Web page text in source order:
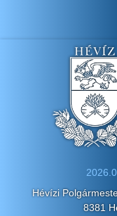
Hévízi
8381